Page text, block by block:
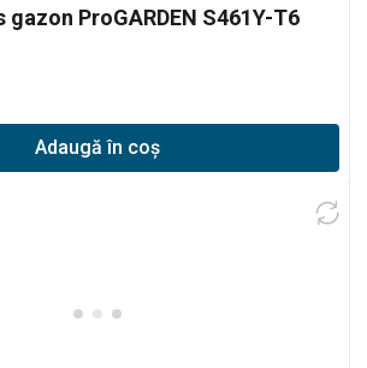
gazon ProGARDEN S461Y-T6
Adaugă în coș